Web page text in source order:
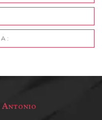
:
Antonio